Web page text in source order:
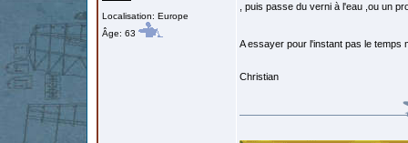
Localisation: Europe
Âge: 63
, puis passe du verni à l'eau ,ou un
A essayer pour l'instant pas le temps
Christian